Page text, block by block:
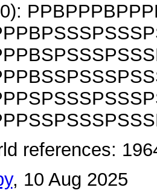
references:
, 10 Aug 2025